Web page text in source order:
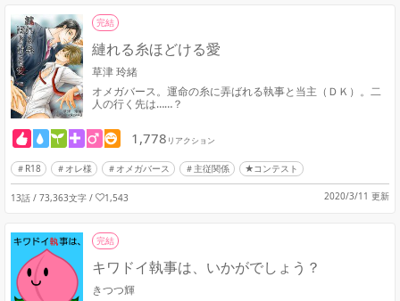
完結
縺れる糸ほどける愛
草津 玲緒
オメガバース。運命の糸に弄ばれる執事と当主（ＤＫ）。二
人の行く先は……？
1,778 リアクション
R18 オレ様 オメガバース 主従関係 ★コンテスト
13話 / 73,363文字 / 1,543 2020/3/11 更新
完結
キワドイ執事は、いかがでしょう？
きつつ輝